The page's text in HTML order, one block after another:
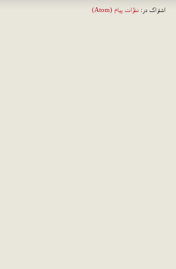
اشتراک در:نظرات پیام (Atom)